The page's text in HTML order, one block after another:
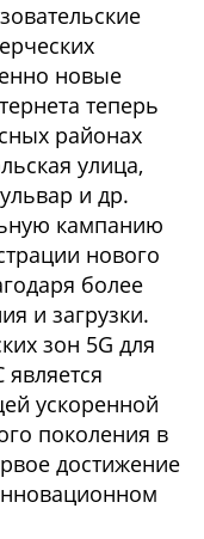
новые
теперь
районах
улица,
и др.
кампанию
нового
более
и загрузки.
зон 5G для
ускоренной
поколения в
достижение